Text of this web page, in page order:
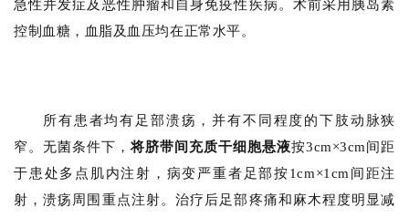
急性并发症及恶性肿瘤和自身免疫性疾病。术前采用胰岛素
控制血糖，血脂及血压均在正常水平。
所有患者均有足部溃疡，并有不同程度的下肢动脉狭
窄。无菌条件下，将脐带间充质干细胞悬液按3cm×3cm间距
于患处多点肌内注射，病变严重者足部按1cm×1cm间距注
射，溃疡周围重点注射。治疗后足部疼痛和麻木程度明显减